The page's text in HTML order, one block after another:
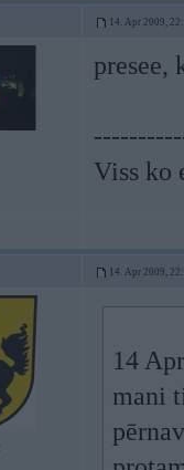
14. Apr 2009,
presee,
Viss ko
14. Apr 2009,
14
mani